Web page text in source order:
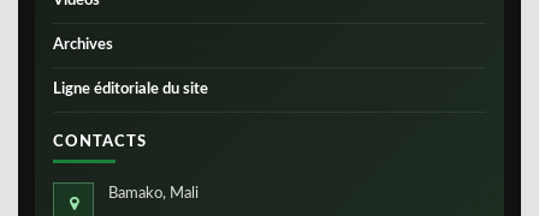
Archives
Ligne éditoriale du site
CONTACTS
Bamako, Mali